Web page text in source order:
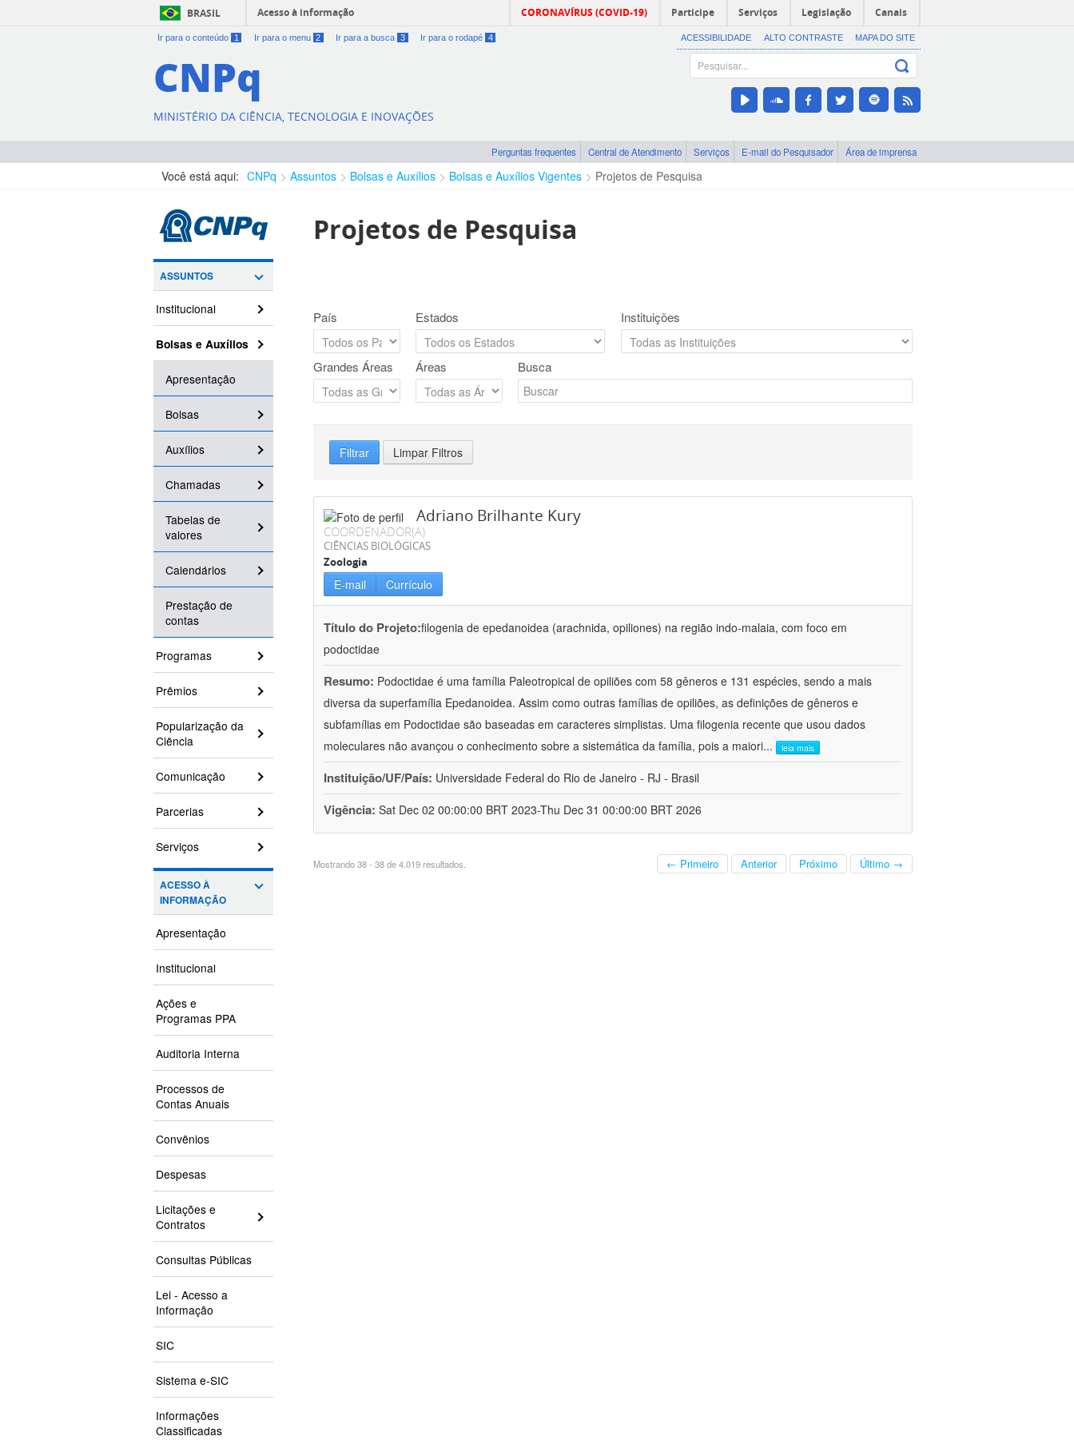
BRASIL Acesso à informação CORONAVÍRUS (COVID-19) Participe Serviços Legislação Canais
Ir para o conteúdo 1 Ir para o menu 2 Ir para a busca 3 Ir para o rodapé 4 ACESSIBILIDADE ALTO CONTRASTE MAPA DO SITE
CNPq
MINISTÉRIO DA CIÊNCIA, TECNOLOGIA E INOVAÇÕES
Perguntas frequentes Central de Atendimento Serviços E-mail do Pesquisador Área de imprensa
Você está aqui: CNPq Assuntos Bolsas e Auxílios Bolsas e Auxílios Vigentes Projetos de Pesquisa
ASSUNTOS
Institucional
Bolsas e Auxílios
Apresentação
Bolsas
Auxílios
Chamadas
Tabelas de
valores
Calendários
Prestação de
contas
Programas
Prêmios
Popularização da
Ciência
Comunicação
Parcerias
Serviços
ACESSO À
INFORMAÇÃO
Apresentação
Institucional
Ações e
Programas PPA
Auditoria Interna
Processos de
Contas Anuais
Convênios
Despesas
Licitações e
Contratos
Consultas Públicas
Lei - Acesso a
Informação
SIC
Sistema e-SIC
Informações
Classificadas
Projetos de Pesquisa
País Estados Instituições
Grandes Áreas Áreas Busca
Filtrar Limpar Filtros
Adriano Brilhante Kury
COORDENADOR(A)
CIÊNCIAS BIOLÓGICAS
Zoologia
E-mail Currículo
Título do Projeto:filogenia de epedanoidea (arachnida, opiliones) na região indo-malaia, com foco em
podoctidae
Resumo: Podoctidae é uma família Paleotropical de opiliões com 58 gêneros e 131 espécies, sendo a mais
diversa da superfamília Epedanoidea. Assim como outras famílias de opiliões, as definições de gêneros e
subfamílias em Podoctidae são baseadas em caracteres simplistas. Uma filogenia recente que usou dados
moleculares não avançou o conhecimento sobre a sistemática da família, pois a maiori... leia mais
Instituição/UF/País: Universidade Federal do Rio de Janeiro - RJ - Brasil
Vigência: Sat Dec 02 00:00:00 BRT 2023-Thu Dec 31 00:00:00 BRT 2026
Mostrando 38 - 38 de 4.019 resultados. ← Primeiro Anterior Próximo Último →